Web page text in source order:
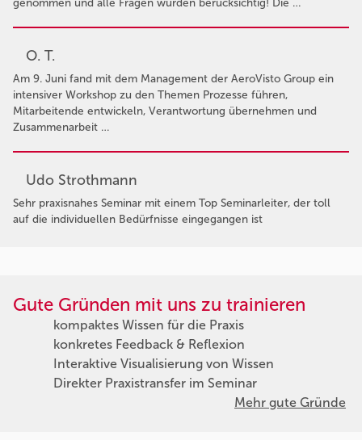
O. T.
Am 9. Juni fand mit dem Management der AeroVisto Group ein
intensiver Workshop zu den Themen Prozesse führen,
Mitarbeitende entwickeln, Verantwortung übernehmen und
Zusammenarbeit …
Udo Strothmann
Sehr praxisnahes Seminar mit einem Top Seminarleiter, der toll
auf die individuellen Bedürfnisse eingegangen ist
Gute Gründen mit uns zu trainieren
kompaktes Wissen für die Praxis
konkretes Feedback & Reflexion
Interaktive Visualisierung von Wissen
Direkter Praxistransfer im Seminar
Mehr gute Gründe